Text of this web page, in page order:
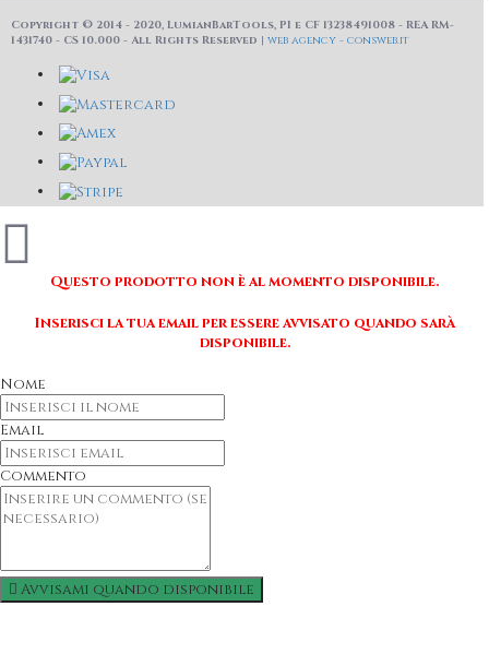
Copyright © 2014 - 2020, LumianBarTools, PI e CF 13238491008 - REA RM-
1431740 - CS 10.000 - All Rights Reserved | web agency - consweb.it
Questo prodotto non è al momento disponibile.
Inserisci la tua email per essere avvisato quando sarà
disponibile.
Nome
Email
Commento
Avvisami quando disponibile